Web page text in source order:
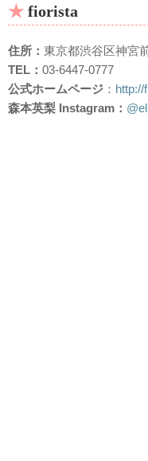
fiorista
住所： 東京都渋谷区神宮
TEL： 03-6447-0777
公式ホームページ ： http://
森本英梨 Instagram：